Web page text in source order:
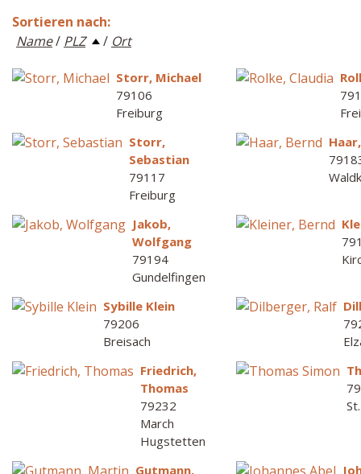
Sortieren nach:
Name/ PLZ / Ort
Storr, Michael
79106
Freiburg
Storr,
Sebastian
79117
Freiburg
Jakob,
Wolfgang
79194
Gundelfingen
Sybille Klein
79206
Breisach
Friedrich,
Thomas
79232
March
Hugstetten
Gutmann,